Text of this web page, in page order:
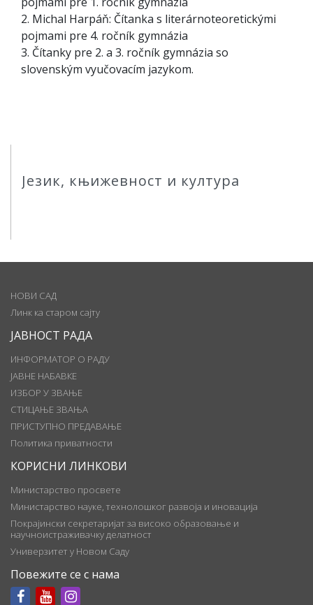
Језик, књижевност и култура
2. Michal Harpáň: Čítanka s literárnoteoretickými
pojmami pre 4. ročník gymnázia
3. Čítanky pre 2. a 3. ročník gymnázia so
slovenským vyučovacím jazykom.
НОВИ САД
Линк ка старом сајту
ЈАВНОСТ РАДА
ИНФОРМАТОР О РАДУ
ЈАВНЕ НАБАВКЕ
ИЗБОР У ЗВАЊЕ
СТИЦАЊЕ ЗВАЊА
ПРИСТУПНО ПРЕДАВАЊЕ
Политика приватности
КОРИСНИ ЛИНКОВИ
Министарство просвете
Министарство науке, технолошког развоја и иновација
Покрајински секретаријат за високо образовање и
научноистраживачку делатност
Универзитет у Новом Саду
Повежите се с нама